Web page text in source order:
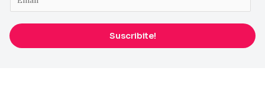
m
a
i
Suscribite!